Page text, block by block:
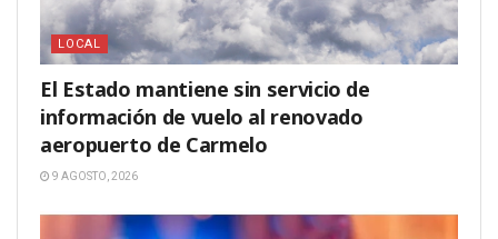
LOCAL
El Estado mantiene sin servicio de
información de vuelo al renovado
aeropuerto de Carmelo
9 AGOSTO, 2026